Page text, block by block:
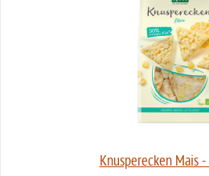
Knusperecken Mais